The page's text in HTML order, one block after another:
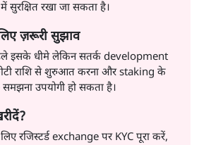
रखा जा सकता है।
ज़रूरी सुझाव
इसके धीमे लेकिन सतर्क development
राशि से शुरुआत करना और staking के
उपयोगी हो सकता है।
रजिस्टर्ड exchange पर KYC पूरा करें,